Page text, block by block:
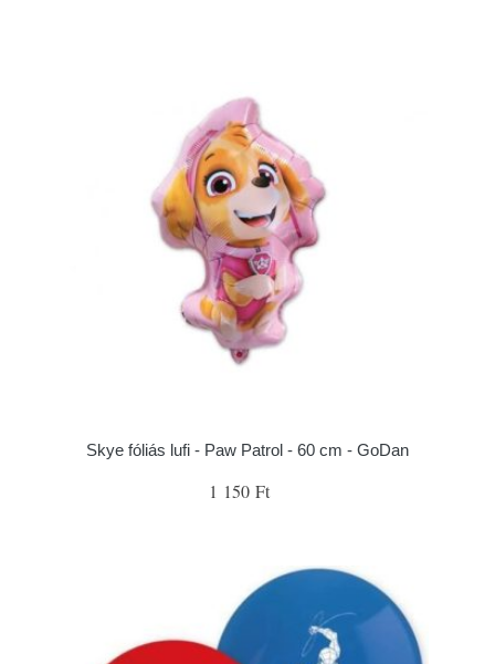
Skye fóliás lufi - Paw Patrol - 60 cm - GoDan
1 150 Ft